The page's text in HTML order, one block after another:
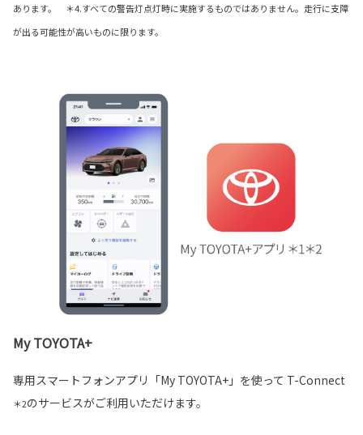
あります。 ＊4.すべての警告灯点灯時に実施するものではありません。走行に支障
が出る可能性が高いものに限ります。
My TOYOTA+
専用スマートフォンアプリ「My TOYOTA+」を使って T-Connect
＊2のサービスがご利用いただけます。